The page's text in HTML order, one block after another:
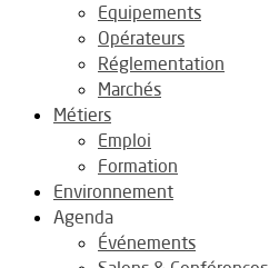
Equipements
Opérateurs
Réglementation
Marchés
Métiers
Emploi
Formation
Environnement
Agenda
Événements